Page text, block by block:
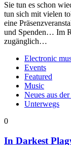
Sie tun es schon
tun sich mit vielen
eine
und Spenden… Im
zugänglich…
Electronic
Events
Featured
Music
Neues aus
Unterwegs
0
In Darkest